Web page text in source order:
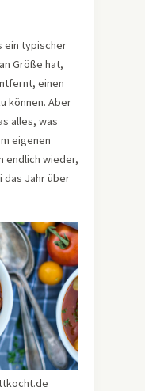
ein typischer
Größe hat,
einen
können. Aber
alles, was
eigenen
endlich wieder,
das Jahr über